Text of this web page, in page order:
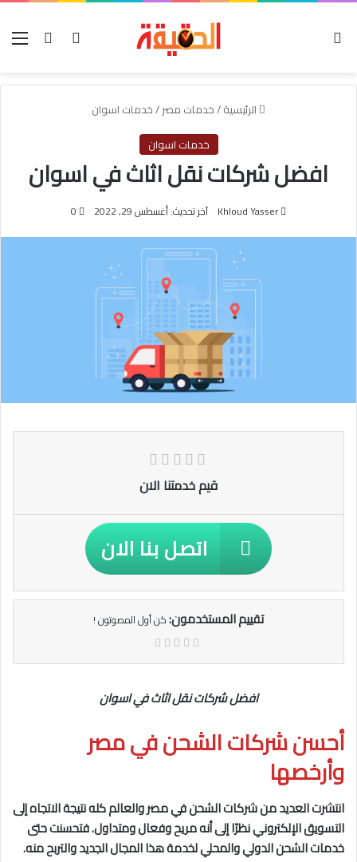
بحث عنتسجيل
الرئيسية/خدمات مصر/خدمات اسوان
خدمات اسوان
افضل شركات نقل اثاث في اسوان
Khloud Yasser آخر تحديث: أغسطس 29, 2022 0
قيم خدمتنا الان
اتصل بنا الان
تقييم المستخدمون:كن أول المصوتون !
افضل شركات نقل اثاث في اسوان
أحسن شركات الشحن في مصر
وأرخصها
انتشرت العديد من شركات الشحن في مصر والعالم كله نتيجة الاتجاه إلى
التسويق الإلكتروني نظرًا إلى أنه مريح وفعال ومتداول. فتحسنت حتى
خدمات الشحن الدولي والمحلي لخدمة هذا المجال الجديد والتربح منه.